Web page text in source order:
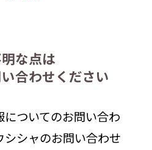
な点は
合わせください
ついてのお問い合わ
シャのお問い合わせ